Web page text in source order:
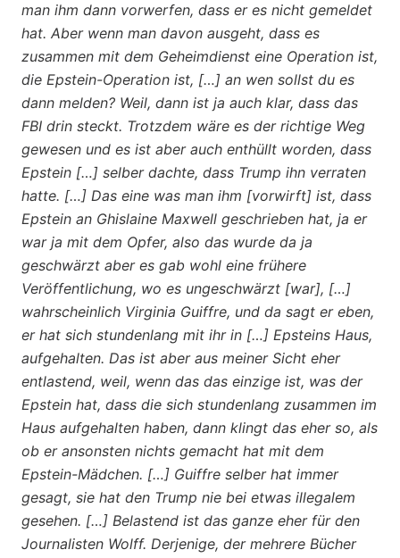
man ihm dann vorwerfen, dass er es nicht gemeldet
hat. Aber wenn man davon ausgeht, dass es
zusammen mit dem Geheimdienst eine Operation ist,
die Epstein-Operation ist, […] an wen sollst du es
dann melden? Weil, dann ist ja auch klar, dass das
FBI drin steckt. Trotzdem wäre es der richtige Weg
gewesen und es ist aber auch enthüllt worden, dass
Epstein […] selber dachte, dass Trump ihn verraten
hatte. […] Das eine was man ihm [vorwirft] ist, dass
Epstein an Ghislaine Maxwell geschrieben hat, ja er
war ja mit dem Opfer, also das wurde da ja
geschwärzt aber es gab wohl eine frühere
Veröffentlichung, wo es ungeschwärzt [war], […]
wahrscheinlich Virginia Guiffre, und da sagt er eben,
er hat sich stundenlang mit ihr in […] Epsteins Haus,
aufgehalten. Das ist aber aus meiner Sicht eher
entlastend, weil, wenn das das einzige ist, was der
Epstein hat, dass die sich stundenlang zusammen im
Haus aufgehalten haben, dann klingt das eher so, als
ob er ansonsten nichts gemacht hat mit dem
Epstein-Mädchen. […] Guiffre selber hat immer
gesagt, sie hat den Trump nie bei etwas illegalem
gesehen. […] Belastend ist das ganze eher für den
Journalisten Wolff. Derjenige, der mehrere Bücher